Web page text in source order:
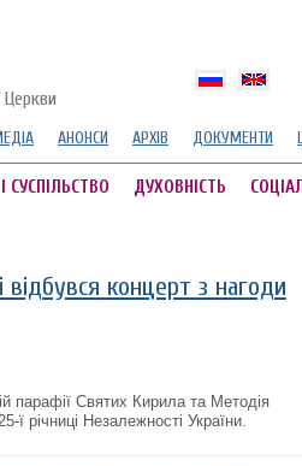
Церкви
АНОНСИ АРХІВ ДОКУМЕНТИ
СУСПІЛЬСТВО ДУХОВНІСТЬ
відбувся концерт з нагоди
парафії Святих Кирила та Методія
ї річниці Незалежності України.